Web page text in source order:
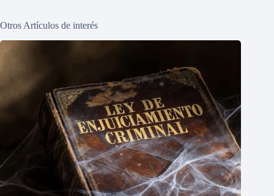
Otros Artículos de interés